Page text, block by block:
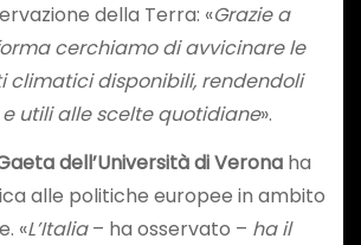
della Terra: «Grazie a
cerchiamo di avvicinare le
climatici disponibili, rendendoli
utili alle scelte quotidiane».
dell’Università di Veronaha
alle politiche europee in ambito
«L’Italia– ha osservato – ha il